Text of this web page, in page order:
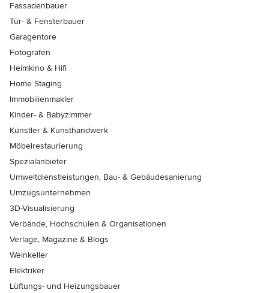
Fassadenbauer
Tür- & Fensterbauer
Garagentore
Fotografen
Heimkino & Hifi
Home Staging
Immobilienmakler
Kinder- & Babyzimmer
Künstler & Kunsthandwerk
Möbelrestaurierung
Spezialanbieter
Umweltdienstleistungen, Bau- & Gebäudesanierung
Umzugsunternehmen
3D-Visualisierung
Verbände, Hochschulen & Organisationen
Verlage, Magazine & Blogs
Weinkeller
Elektriker
Lüftungs- und Heizungsbauer